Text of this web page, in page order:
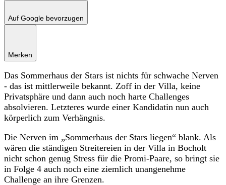
Auf Google bevorzugen
Merken
Das Sommerhaus der Stars ist nichts für schwache Nerven
- das ist mittlerweile bekannt. Zoff in der Villa, keine
Privatsphäre und dann auch noch harte Challenges
absolvieren. Letzteres wurde einer Kandidatin nun auch
körperlich zum Verhängnis.
Die Nerven im „Sommerhaus der Stars liegen“ blank. Als
wären die ständigen Streitereien in der Villa in Bocholt
nicht schon genug Stress für die Promi-Paare, so bringt sie
in Folge 4 auch noch eine ziemlich unangenehme
Challenge an ihre Grenzen.